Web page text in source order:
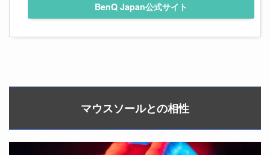
BenQ Japan公式サイト
マウスソールとの相性